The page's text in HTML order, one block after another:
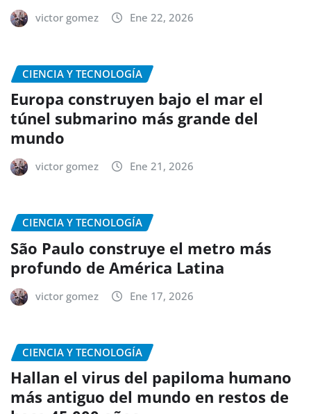
victor gomez Ene 22, 2026
CIENCIA Y TECNOLOGÍA
Europa construyen bajo el mar el
túnel submarino más grande del
mundo
victor gomez Ene 21, 2026
CIENCIA Y TECNOLOGÍA
São Paulo construye el metro más
profundo de América Latina
victor gomez Ene 17, 2026
CIENCIA Y TECNOLOGÍA
Hallan el virus del papiloma humano
más antiguo del mundo en restos de